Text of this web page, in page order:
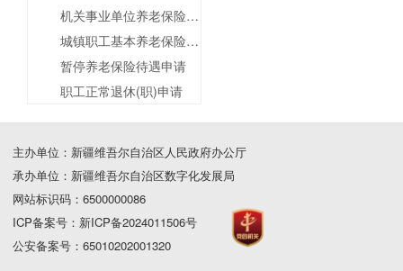
机关事业单位养老保险关系转移接续申请
城镇职工基本养老保险关系转移接续申请
暂停养老保险待遇申请
职工正常退休(职)申请
主办单位：新疆维吾尔自治区人民政府办公厅
承办单位：新疆维吾尔自治区数字化发展局
网站标识码：6500000086
ICP备案号：新ICP备2024011506号
公安备案号：65010202001320